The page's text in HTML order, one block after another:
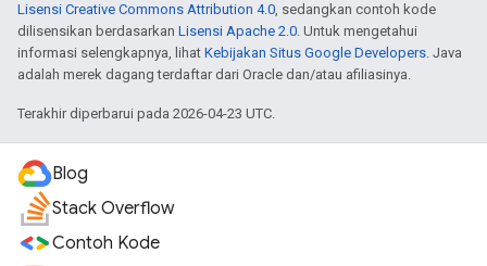
Lisensi Creative Commons Attribution 4.0, sedangkan contoh kode
dilisensikan berdasarkan Lisensi Apache 2.0. Untuk mengetahui
informasi selengkapnya, lihat Kebijakan Situs Google Developers. Java
adalah merek dagang terdaftar dari Oracle dan/atau afiliasinya.
Terakhir diperbarui pada 2026-04-23 UTC.
Blog
Stack Overflow
Contoh Kode